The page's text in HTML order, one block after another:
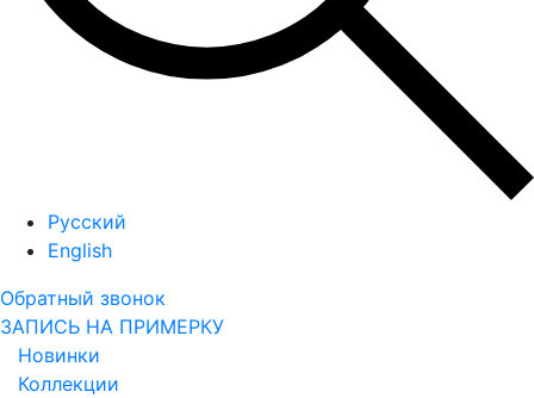
Русский
English
Обратный звонок
ЗАПИСЬ НА ПРИМЕРКУ
Новинки
Коллекции